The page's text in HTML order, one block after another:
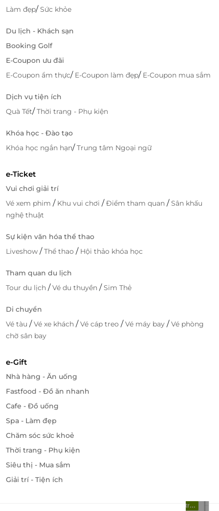
Bàn trang điểm
Cửa sổ
Ban công
Tivi
Tủ lạnh
Mai Châu Ecolodge hoạt động dựa trên nguyên tắc
sinh thái, từ thiết kế cho tới xây dựng đều hướng tới
việc giảm tác động đến môi trường tự nhiên. Khu
nghỉ dưỡng gồm 21 bungalow độc lập (43 phòng).
Thái, từ mái cọ, trần nhà, tường, bồn tắm..., đều sử
dụng nguyên liệu truyền thống, tự nhiên, thân thiện
như tre, gỗ, đá..., giúp cho du khách có thể cảm nhận
Làm đẹp/Sức khỏe
Du lịch - Khách sạn
Booking Golf
E-Coupon ưu đãi
E-Coupon ẩm thực/ E-Coupon làm đẹp/ E-Coupon mua sắm
Dịch vụ tiện ích
Quà Tết/Thời trang - Phụ kiện
Khóa học - Đào tạo
Khóa học ngắn hạn/Trung tâm Ngoại ngữ
e-Ticket
Vui chơi giải trí
Vé xem phim / Khu vui chơi /Điểm tham quan /Sân khấu
nghệ thuật
Sự kiện văn hóa thể thao
Liveshow /Thể thao / Hội thảo khóa học
Tham quan du lịch
Tour du lịch /Vé du thuyền /Sim Thẻ
Di chuyển
Vé tàu /Vé xe khách /Vé cáp treo /Vé máy bay /Vé phòng
chờ sân bay
e-Gift
Nhà hàng - Ăn uống
Fastfood - Đồ ăn nhanh
Cafe - Đồ uống
Spa - Làm đẹp
Chăm sóc sức khoẻ
Thời trang - Phụ kiện
Siêu thị - Mua sắm
Giải trí - Tiện ích